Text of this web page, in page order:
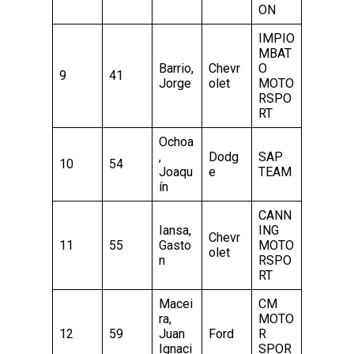
ON
9 41
Barrio,
Jorge
Chevr
olet
IMPIO
MBAT
O
MOTO
RSPO
RT
10 54
Ochoa
,
Joaqu
ín
Dodg
e
SAP
TEAM
11 55
Iansa,
Gasto
n
Chevr
olet
CANN
ING
MOTO
RSPO
RT
12 59
Macei
ra,
Juan
Ignaci
Ford
CM
MOTO
R
SPOR